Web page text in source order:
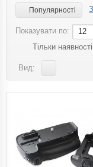
Популярності
Показувати по:
12
Тільки наявності
Вид: